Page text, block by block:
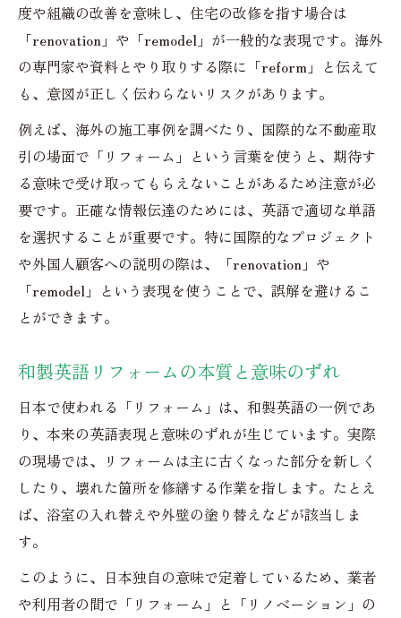
度や組織の改善を意味し、住宅の改修を指す場合は
「renovation」や「remodel」が一般的な表現です。海外
の専門家や資料とやり取りする際に「reform」と伝えて
も、意図が正しく伝わらないリスクがあります。
例えば、海外の施工事例を調べたり、国際的な不動産取
引の場面で「リフォーム」という言葉を使うと、期待す
る意味で受け取ってもらえないことがあるため注意が必
要です。正確な情報伝達のためには、英語で適切な単語
を選択することが重要です。特に国際的なプロジェクト
や外国人顧客への説明の際は、「renovation」や
「remodel」という表現を使うことで、誤解を避けるこ
とができます。
和製英語リフォームの本質と意味のずれ
日本で使われる「リフォーム」は、和製英語の一例であ
り、本来の英語表現と意味のずれが生じています。実際
の現場では、リフォームは主に古くなった部分を新しく
したり、壊れた箇所を修繕する作業を指します。たとえ
ば、浴室の入れ替えや外壁の塗り替えなどが該当しま
す。
このように、日本独自の意味で定着しているため、業者
や利用者の間で「リフォーム」と「リノベーション」の